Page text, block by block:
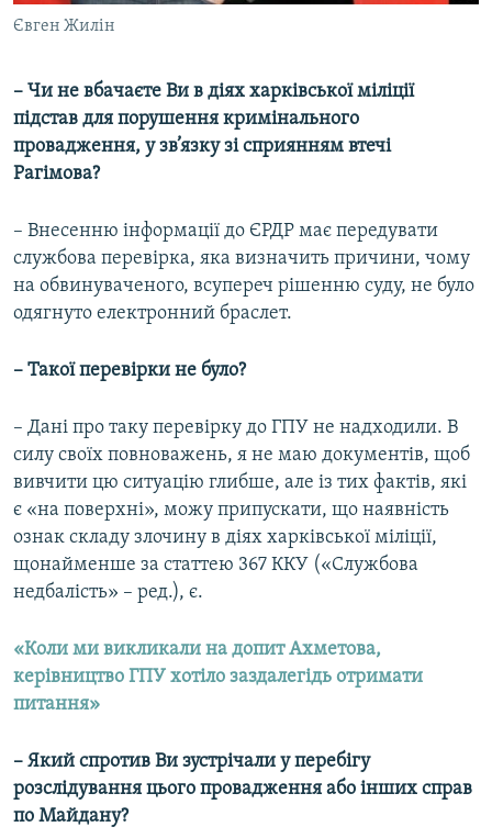
Євген Жилін
– Чи не вбачаєте Ви в діях харківської міліції
підстав для порушення кримінального
провадження, у зв’язку зі сприянням втечі
Рагімова?
– Внесенню інформації до ЄРДР має передувати
службова перевірка, яка визначить причини, чому
на обвинуваченого, всупереч рішенню суду, не було
одягнуто електронний браслет.
– Такої перевірки не було?
– Дані про таку перевірку до ГПУ не надходили. В
силу своїх повноважень, я не маю документів, щоб
вивчити цю ситуацію глибше, але із тих фактів, які
є «на поверхні», можу припускати, що наявність
ознак складу злочину в діях харківської міліції,
щонайменше за статтею 367 ККУ («Службова
недбалість» – ред.), є.
«Коли ми викликали на допит Ахметова,
керівництво ГПУ хотіло заздалегідь отримати
питання»
– Який спротив Ви зустрічали у перебігу
розслідування цього провадження або інших справ
по Майдану?